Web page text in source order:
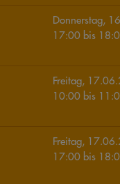
Donnerstag,
17:00bis
Freitag,
10:00bis
Freitag,
17:00bis